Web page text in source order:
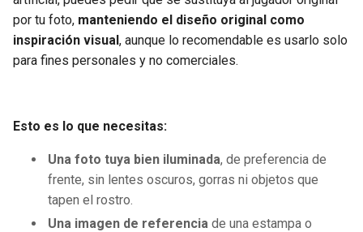
por tu foto, manteniendo el diseño original como
inspiración visual , aunque lo recomendable es usarlo solo
para fines personales y no comerciales.
Esto es lo que necesitas:
Una foto tuya bien iluminada, de preferencia de
frente, sin lentes oscuros, gorras ni objetos que
tapen el rostro.
Una imagen de referencia de una estampa o